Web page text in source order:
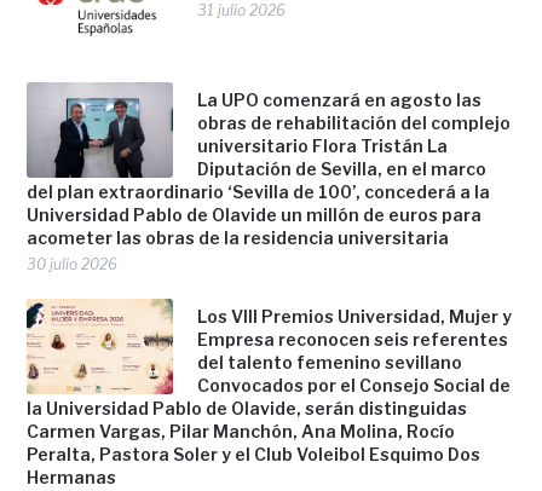
31 julio 2026
La UPO comenzará en agosto las
obras de rehabilitación del complejo
universitario Flora Tristán La
Diputación de Sevilla, en el marco
del plan extraordinario ‘Sevilla de 100’, concederá a la
Universidad Pablo de Olavide un millón de euros para
acometer las obras de la residencia universitaria
30 julio 2026
Los VIII Premios Universidad, Mujer y
Empresa reconocen seis referentes
del talento femenino sevillano
Convocados por el Consejo Social de
la Universidad Pablo de Olavide, serán distinguidas
Carmen Vargas, Pilar Manchón, Ana Molina, Rocío
Peralta, Pastora Soler y el Club Voleibol Esquimo Dos
Hermanas